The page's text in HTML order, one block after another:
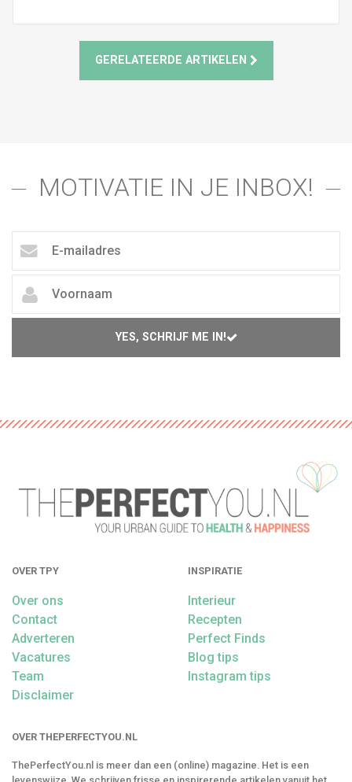
GERELATEERDE ARTIKELEN
MOTIVATIE IN JE INBOX!
YES, SCHRIJF ME IN!
OVER TPY
Over ons
Contact
Adverteren
Vacatures
Team
Disclaimer
INSPIRATIE
Interieur
Recepten
Perfect Finds
Blog tips
Instagram tips
OVER THEPERFECTYOU.NL
ThePerfectYou.nl is meer dan een (online) magazine. Het is een